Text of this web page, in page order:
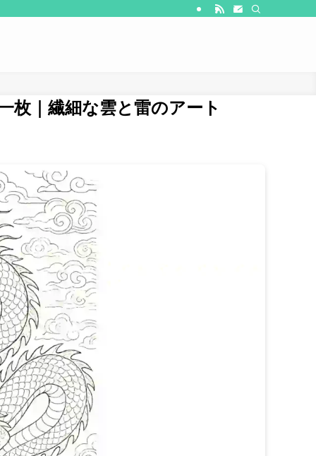
枚｜繊細な雲と雷のアート